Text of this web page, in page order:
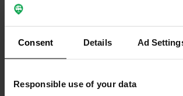
Consent Details Ad
Responsible use of your data
2820, Sandanski, Bulgarie
41° 31' 55" N 23° 25' 39" E